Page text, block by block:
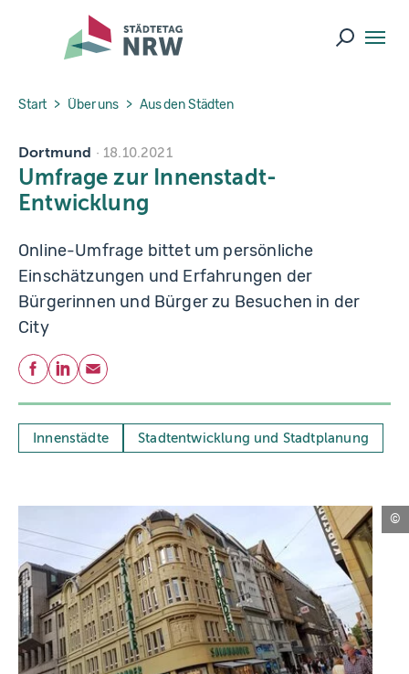
Skip to main navigation
Skip to main content
Skip to page footer
Suche
You are here:
Start Über uns Aus den Städten
Dortmund 18.10.2021
Umfrage zur Innenstadt-
Entwicklung
Online-Umfrage bittet um persönliche
Einschätzungen und Erfahrungen der
Bürgerinnen und Bürger zu Besuchen in der
City
Teilen
Facebook
LinkedIn
E-Mail
Innenstädte Stadtentwicklung und Stadtplanung